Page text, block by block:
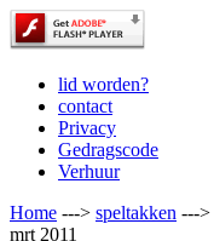
lid worden?
contact
Privacy
Gedragscode
Verhuur
Home ---> speltakken --->
mrt 2011